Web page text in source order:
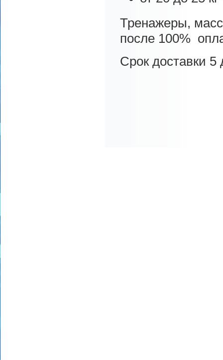
Тренажеры,
после 100%
Срок доставки